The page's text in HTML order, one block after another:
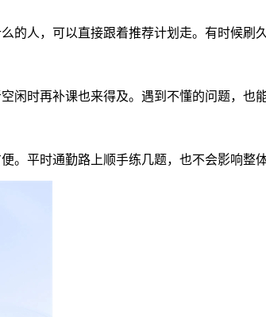
的人，可以直接跟着推荐计划走。有时候刷
闲时再补课也来得及。遇到不懂的问题，也
。平时通勤路上顺手练几题，也不会影响整体